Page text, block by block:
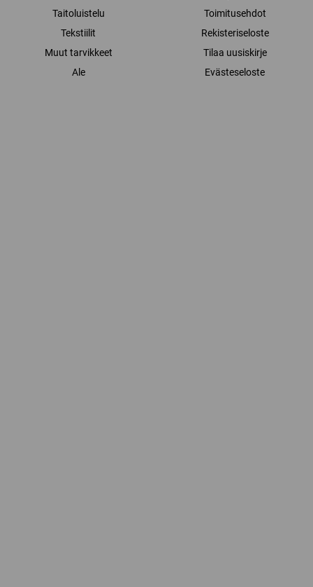
Taitoluistelu
Tekstiilit
Muut tarvikkeet
Ale
Toimitusehdot
Rekisteriseloste
Tilaa uusiskirje
Evästeseloste